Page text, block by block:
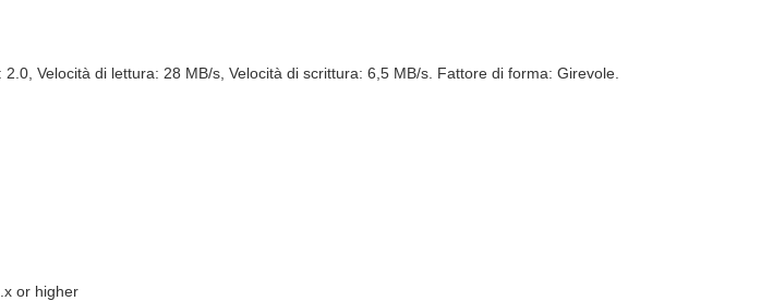
Velocità di lettura: 28 MB/s, Velocità di scrittura: 6,5 MB/s. Fattore di forma: Girevole.
or higher